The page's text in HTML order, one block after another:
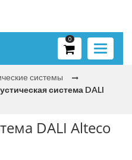
Toggle
0
системы
система DALI
DALI Alteco